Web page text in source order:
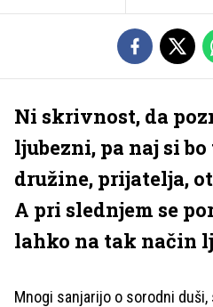
Ni skrivnost, da
ljubezni, pa naj si
družine, prijatelja,
A pri slednjem se
lahko na tak način
Mnogi sanjarijo o sorodni